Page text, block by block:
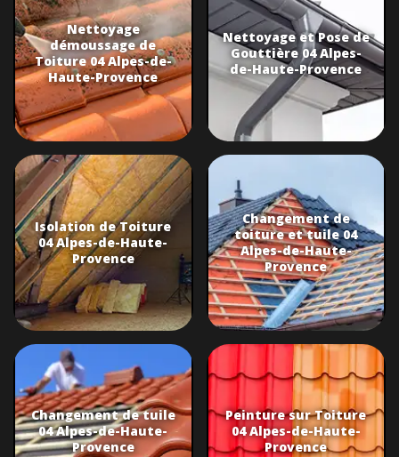
Nettoyage
démoussage de
Toiture 04 Alpes-de-
Haute-Provence
Nettoyage et Pose de
Gouttière 04 Alpes-
de-Haute-Provence
Isolation de Toiture
04 Alpes-de-Haute-
Provence
Changement de
toiture et tuile 04
Alpes-de-Haute-
Provence
Changement de tuile
04 Alpes-de-Haute-
Provence
Peinture sur Toiture
04 Alpes-de-Haute-
Provence